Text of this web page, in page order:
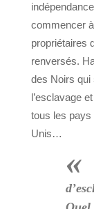
commencer à
propriétaires
renversés.
des Noirs qui
l’esclavage
tous les pays
Unis…
«